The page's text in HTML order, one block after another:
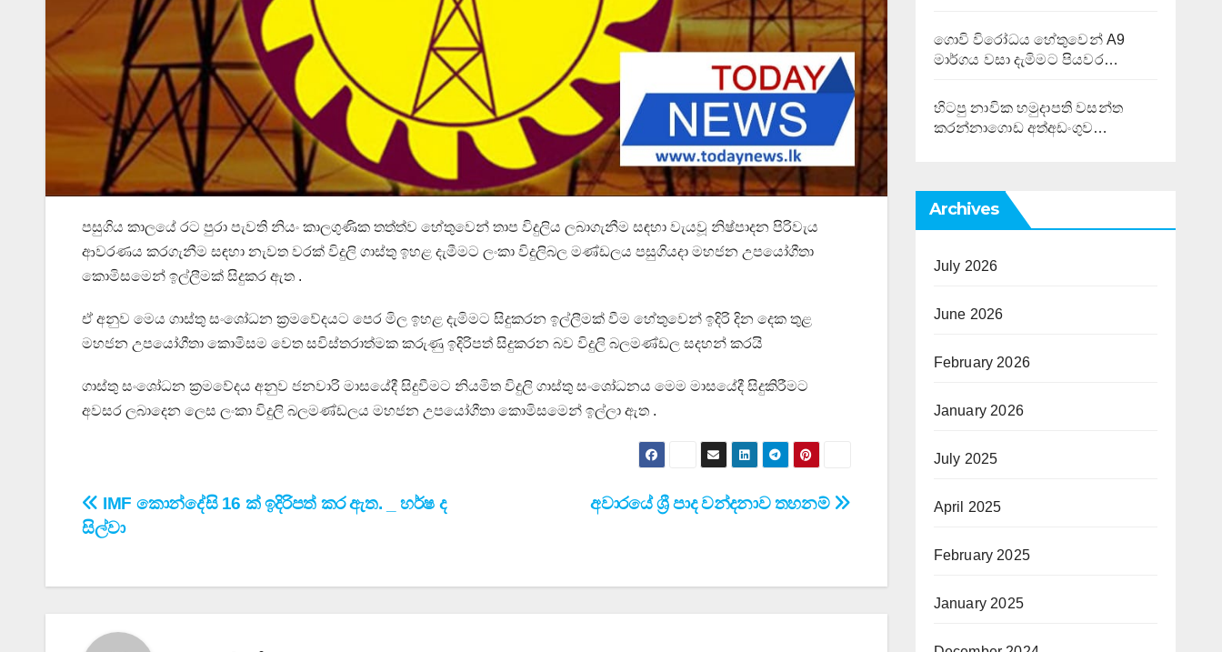
පසුගිය කාලයේ රට පුරා පැවති නියං කාලගුණික තත්ත්ව හේතුවෙන් තාප විදුලිය ලබාගැනීම සඳහා වැයවූ නිෂ්පාදන පිරිවැය
ආවරණය කරගැනීම සඳහා නැවත වරක් විදුලි ගාස්තු ඉහළ දැමීමට ලංකා විදුලිබල මණ්ඩලය පසුගියදා මහජන උපයෝගීතා
කොමිසමෙන් ඉල්ලීමක් සිදුකර ඇත .
ඒ අනුව මෙය ගාස්තු සංශෝධන ක්‍රමවේදයට පෙර මිල ඉහළ දැමිමට සිදුකරන ඉල්ලීමක් වීම හේතුවෙන් ඉදිරි දින දෙක තුළ
මහජන උපයෝගීතා කොමිසම වෙත සවිස්තරාත්මක කරුණු ඉදිරිපත් සිදුකරන බව විදුලි බලමණ්ඩල සදහන් කරයි
ගාස්තු සංශෝධන ක්‍රමවේදය අනුව ජනවාරි මාසයේදී සිදුවීමට නියමිත විදුලි ගාස්තු සංශෝධනය මෙම මාසයේදී සිදුකිරීමට
අවසර ලබාදෙන ලෙස ලංකා විදුලි බලමණ්ඩලය මහජන උපයෝගීතා කොමිසමෙන් ඉල්ලා ඇත .
Post
navigation
අවාරයේ ශ්‍රී පාද වන්දනාව තහනම්
IMF කොන්දේසි 16 ක් ඉදිරිපත් කර ඇත. _ හර්ෂ ද
සිල්වා
ගොවි විරෝධය හේතුවෙන් A9
මාර්ගය වසා දැමිමට පියවර…
හිටපු නාවික හමුදාපති වසන්ත
කරන්නාගොඩ අත්අඩංගුව…
Archives
July 2026
June 2026
February 2026
January 2026
July 2025
April 2025
February 2025
January 2025